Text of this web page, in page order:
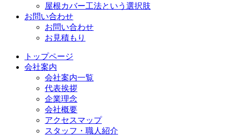
屋根カバー工法という選択肢
お問い合わせ
お問い合わせ
お見積もり
トップページ
会社案内
会社案内一覧
代表挨拶
企業理念
会社概要
アクセスマップ
スタッフ・職人紹介